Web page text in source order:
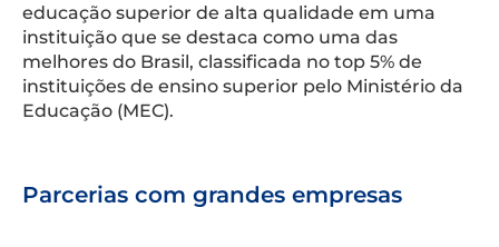
educação superior de alta qualidade em uma
instituição que se destaca como uma das
melhores do Brasil, classificada no top 5% de
instituições de ensino superior pelo Ministério da
Educação (MEC).
Parcerias com grandes empresas